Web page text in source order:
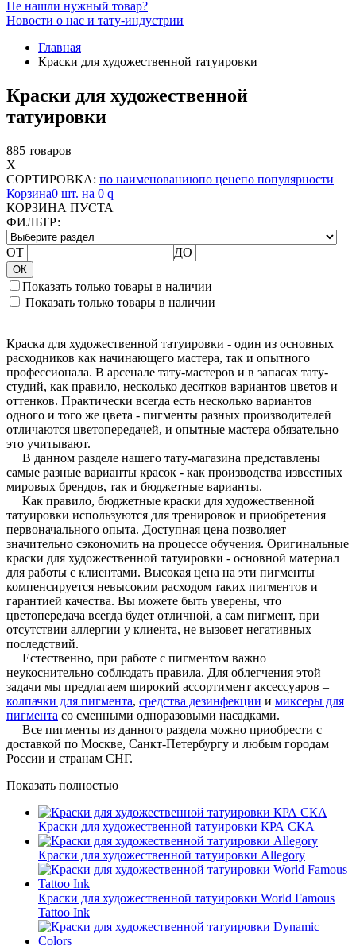
Не нашли нужный товар?
Новости о нас и тату-индустрии
Главная
Краски для художественной татуировки
Краски для художественной
татуировки
885 товаров
X
СОРТИРОВКА: по наименованиюпо ценепо популярности
Корзина0 шт. на 0 q
КОРЗИНА ПУСТА
ФИЛЬТР:
ОТ ДО
ОК
Показать только товары в наличии
Показать только товары в наличии
Краска для художественной татуировки - один из основных
расходников как начинающего мастера, так и опытного
профессионала. В арсенале тату-мастеров и в запасах тату-
студий, как правило, несколько десятков вариантов цветов и
оттенков. Практически всегда есть несколько вариантов
одного и того же цвета - пигменты разных производителей
отличаются цветопередачей, и опытные мастера обязательно
это учитывают.
В данном разделе нашего тату-магазина представлены
самые разные варианты красок - как производства известных
мировых брендов, так и бюджетные варианты.
Как правило, бюджетные краски для художественной
татуировки используются для тренировок и приобретения
первоначального опыта. Доступная цена позволяет
значительно сэкономить на процессе обучения. Оригинальные
краски для художественной татуировки - основной материал
для работы с клиентами. Высокая цена на эти пигменты
компенсируется невысоким расходом таких пигментов и
гарантией качества. Вы можете быть уверены, что
цветопередача всегда будет отличной, а сам пигмент, при
отсутствии аллергии у клиента, не вызовет негативных
последствий.
Естественно, при работе с пигментом важно
неукоснительно соблюдать правила. Для облегчения этой
задачи мы предлагаем широкий ассортимент аксессуаров –
колпачки для пигмента, средства дезинфекции и миксеры для
пигмента со сменными одноразовыми насадками.
Все пигменты из данного раздела можно приобрести с
доставкой по Москве, Санкт-Петербургу и любым городам
России и странам СНГ.
Показать полностью
Краски для художественной татуировки КРА СКА
Краски для художественной татуировки Allegory
Краски для художественной татуировки World Famous
Tattoo Ink